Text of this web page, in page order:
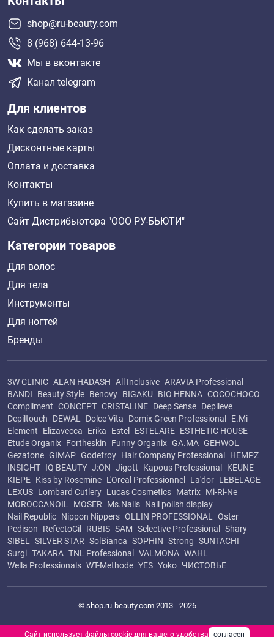
shop@ru-beauty.com
8 (968) 644-13-96
Мы в вконтакте
Канал telegram
Для клиентов
Как сделать заказ
Дисконтные карты
Оплата и доставка
Контакты
Купить в магазине
Сайт Дистрибьютора "ООО РУ-БЬЮТИ"
Категории товаров
Для волос
Для тела
Инструменты
Для ногтей
Бренды
3W CLINIC ALAN HADASH All Inclusive ARAVIA Professional
BANDI
Beauty Style Benovy BIGAKU BIO HENNA COCOCHOCO
Compliment CONCEPT CRISTALINE Deep Sense Depileve
Depiltouch
DEWAL Dolce Vita Domix Green Professional
E.Mi
Element
Elizavecca Erika Estel ESTELARE ESTHETIC HOUSE
Etude Organix Fortheskin Funny Organix GA.MA GEHWOL
Gezatone GIMAP Godefroy Hair Company Professional
HEMPZ
INSIGHT IQ BEAUTY J:ON Jigott Kapous Professional
KEUNE
KIEPE Kiss by Rosemine L'Oreal Professionnel La'dor LEBELAGE
LEXUS Lombard Cutlery Lucas Cosmetics Matrix Mi-Ri-Ne
MOROCCANOIL
MOSER Ms.Nails Nail polish display
Nail Republic Nippon Nippers OLLIN PROFESSIONAL
Oster
Pedison
RefectoCil RUBIS SAM Selective Professional
Shary
SIBEL
SILVER STAR SolBianca SOPHIN Strong SUNTACHI
Surgi TAKARA TNL Professional VALMONA WAHL
Wella Professionals WT-Methode YES Yoko ЧИСТОВЬЕ
© shop.ru-beauty.com 2013 - 2026
Сайт использует файлы cookie для вашего удобства согласен